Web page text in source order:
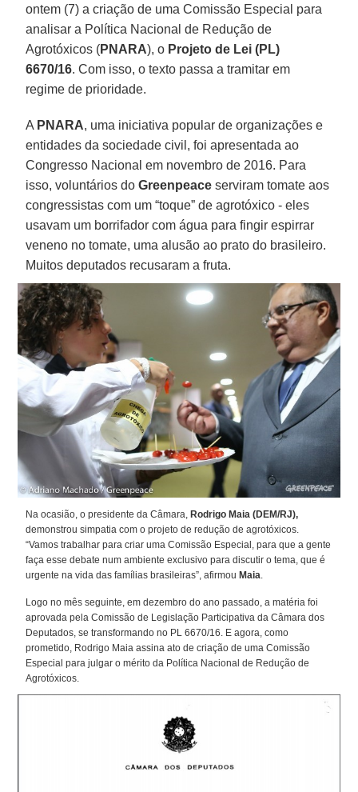
ontem (7) a criação de uma Comissão Especial para
analisar a Política Nacional de Redução de
Agrotóxicos (PNARA), o Projeto de Lei (PL)
6670/16. Com isso, o texto passa a tramitar em
regime de prioridade.
A PNARA, uma iniciativa popular de organizações e
entidades da sociedade civil, foi apresentada ao
Congresso Nacional em novembro de 2016. Para
isso, voluntários doGreenpeace serviram tomate aos
congressistas com um “toque” de agrotóxico - eles
usavam um borrifador com água para fingir espirrar
veneno no tomate, uma alusão ao prato do brasileiro.
Muitos deputados recusaram a fruta.
Na ocasião, o presidente da Câmara, Rodrigo Maia (DEM/RJ),
demonstrou simpatia com o projeto de redução de agrotóxicos.
“Vamos trabalhar para criar uma Comissão Especial, para que a gente
faça esse debate num ambiente exclusivo para discutir o tema, que é
urgente na vida das famílias brasileiras”, afirmou Maia.
Logo no mês seguinte, em dezembro do ano passado, a matéria foi
aprovada pela Comissão de Legislação Participativa da Câmara dos
Deputados, se transformando no PL 6670/16. E agora, como
prometido, Rodrigo Maia assina ato de criação de uma Comissão
Especial para julgar o mérito da Política Nacional de Redução de
Agrotóxicos.